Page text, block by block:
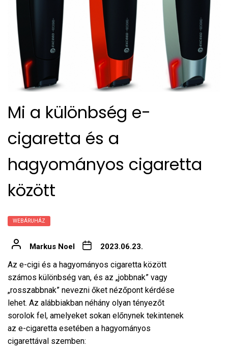
Mi a különbség e-
cigaretta és a
hagyományos cigaretta
között
WEBÁRUHÁZ
Markus Noel 2023.06.23.
Az e-cigi és a hagyományos cigaretta között
számos különbség van, és az „jobbnak” vagy
„rosszabbnak” nevezni őket nézőpont kérdése
lehet. Az alábbiakban néhány olyan tényezőt
sorolok fel, amelyeket sokan előnynek tekintenek
az e-cigaretta esetében a hagyományos
cigarettával szemben: